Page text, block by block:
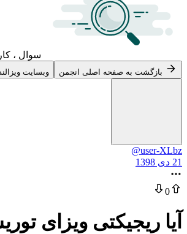
سوال ،
بازگشت به صفحه اصلی انجمن وبسایت
@user-XLbz
21 دی 1398
0
آیا ریجیکتی ویزای